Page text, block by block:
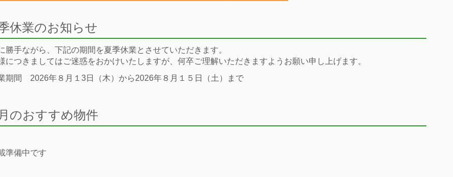
休業のお知らせ
勝手ながら、下記の期間を夏季休業とさせていただきます。
につきましてはご迷惑をおかけいたしますが、何卒ご理解いただきますようお願い申し上げます。
期間 2026年８月１3日（木）から2026年８月１５日（土）まで
のおすすめ物件
準備中です